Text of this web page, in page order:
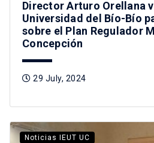
Director Arturo Orellana
Universidad del Bío-Bío
sobre el Plan Regulador
Concepción
29 July, 2024
Noticias IEUT UC